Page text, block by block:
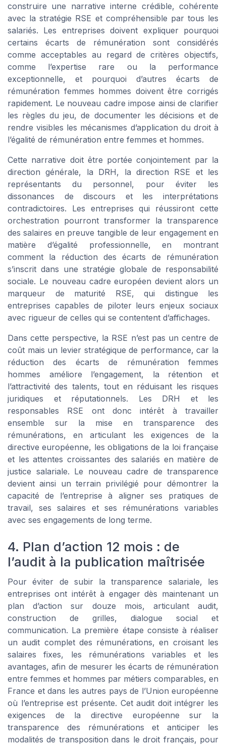
construire une narrative interne crédible, cohérente
avec la stratégie RSE et compréhensible par tous les
salariés. Les entreprises doivent expliquer pourquoi
certains écarts de rémunération sont considérés
comme acceptables au regard de critères objectifs,
comme l’expertise rare ou la performance
exceptionnelle, et pourquoi d’autres écarts de
rémunération femmes hommes doivent être corrigés
rapidement. Le nouveau cadre impose ainsi de clarifier
les règles du jeu, de documenter les décisions et de
rendre visibles les mécanismes d’application du droit à
l’égalité de rémunération entre femmes et hommes.
Cette narrative doit être portée conjointement par la
direction générale, la DRH, la direction RSE et les
représentants du personnel, pour éviter les
dissonances de discours et les interprétations
contradictoires. Les entreprises qui réussiront cette
orchestration pourront transformer la transparence
des salaires en preuve tangible de leur engagement en
matière d’égalité professionnelle, en montrant
comment la réduction des écarts de rémunération
s’inscrit dans une stratégie globale de responsabilité
sociale. Le nouveau cadre européen devient alors un
marqueur de maturité RSE, qui distingue les
entreprises capables de piloter leurs enjeux sociaux
avec rigueur de celles qui se contentent d’affichages.
Dans cette perspective, la RSE n’est pas un centre de
coût mais un levier stratégique de performance, car la
réduction des écarts de rémunération femmes
hommes améliore l’engagement, la rétention et
l’attractivité des talents, tout en réduisant les risques
juridiques et réputationnels. Les DRH et les
responsables RSE ont donc intérêt à travailler
ensemble sur la mise en transparence des
rémunérations, en articulant les exigences de la
directive européenne, les obligations de la loi française
et les attentes croissantes des salariés en matière de
justice salariale. Le nouveau cadre de transparence
devient ainsi un terrain privilégié pour démontrer la
capacité de l’entreprise à aligner ses pratiques de
travail, ses salaires et ses rémunérations variables
avec ses engagements de long terme.
4. Plan d’action 12 mois : de
l’audit à la publication maîtrisée
Pour éviter de subir la transparence salariale, les
entreprises ont intérêt à engager dès maintenant un
plan d’action sur douze mois, articulant audit,
construction de grilles, dialogue social et
communication. La première étape consiste à réaliser
un audit complet des rémunérations, en croisant les
salaires fixes, les rémunérations variables et les
avantages, afin de mesurer les écarts de rémunération
entre femmes et hommes par métiers comparables, en
France et dans les autres pays de l’Union européenne
où l’entreprise est présente. Cet audit doit intégrer les
exigences de la directive européenne sur la
transparence des rémunérations et anticiper les
modalités de transposition dans le droit français, pour